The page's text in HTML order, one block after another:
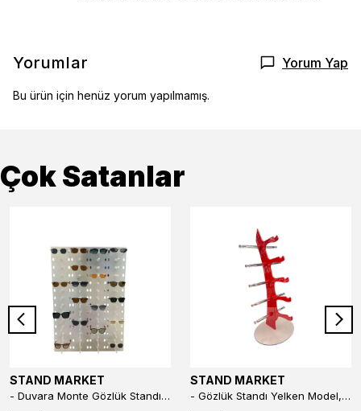
Yorumlar Yorum Yap
Bu ürün için henüz yorum yapılmamış.
Çok Satanlar
STAND MARKET
- Duvara Monte Gözlük Standı 56'li Pleksi Glass | 99x67 cm Gözlük Teşhir Standı
STAND MARKET
- Gözlük Standı Yelken Model, 5 Gözlük Kapasiteli Standı Kırmızı